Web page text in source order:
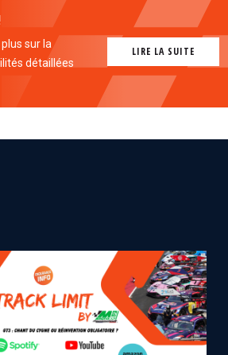
sur la
détaillées
LIRE LA SUITE